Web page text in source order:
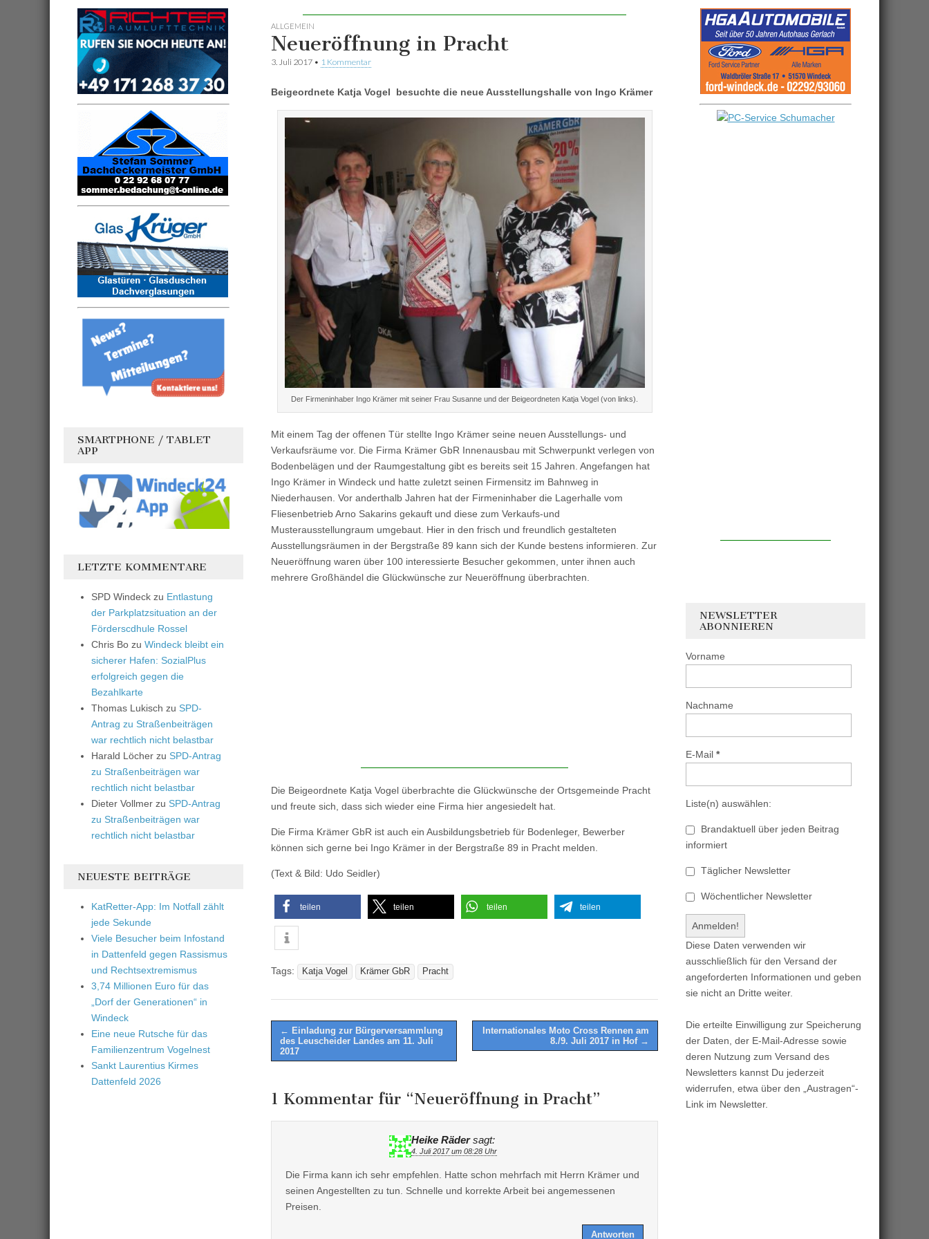
ALLGEMEIN
Neueröffnung in Pracht
3. Juli 2017 • 1 Kommentar
Beigeordnete Katja Vogel besuchte die neue Ausstellungshalle von Ingo Krämer
Der Firmeninhaber Ingo Krämer mit seiner Frau Susanne und der Beigeordneten Katja Vogel (von links).
Mit einem Tag der offenen Tür stellte Ingo Krämer seine neuen Ausstellungs- und
Verkaufsräume vor. Die Firma Krämer GbR Innenausbau mit Schwerpunkt verlegen von
Bodenbelägen und der Raumgestaltung gibt es bereits seit 15 Jahren. Angefangen hat
Ingo Krämer in Windeck und hatte zuletzt seinen Firmensitz im Bahnweg in
Niederhausen. Vor anderthalb Jahren hat der Firmeninhaber die Lagerhalle vom
Fliesenbetrieb Arno Sakarins gekauft und diese zum Verkaufs-und
Musterausstellungraum umgebaut. Hier in den frisch und freundlich gestalteten
Ausstellungsräumen in der Bergstraße 89 kann sich der Kunde bestens informieren. Zur
Neueröffnung waren über 100 interessierte Besucher gekommen, unter ihnen auch
mehrere Großhändel die Glückwünsche zur Neueröffnung überbrachten.
Die Beigeordnete Katja Vogel überbrachte die Glückwünsche der Ortsgemeinde Pracht
und freute sich, dass sich wieder eine Firma hier angesiedelt hat.
Die Firma Krämer GbR ist auch ein Ausbildungsbetrieb für Bodenleger, Bewerber
können sich gerne bei Ingo Krämer in der Bergstraße 89 in Pracht melden.
(Text & Bild: Udo Seidler)
teilen teilen teilen teilen
Tags: Katja Vogel Krämer GbR Pracht
Post
navigation
← Einladung zur Bürgerversammlung
des Leuscheider Landes am 11. Juli
2017
Internationales Moto Cross Rennen am
8./9. Juli 2017 in Hof →
1 Kommentar für “Neueröffnung in Pracht”
Heike Räder sagt:
4. Juli 2017 um 08:28 Uhr
Die Firma kann ich sehr empfehlen. Hatte schon mehrfach mit Herrn Krämer und
seinen Angestellten zu tun. Schnelle und korrekte Arbeit bei angemessenen
Preisen.
Antworten
SMARTPHONE / TABLET
APP
LETZTE KOMMENTARE
SPD Windeck zu Entlastung
der Parkplatzsituation an der
Förderscdhule Rossel
Chris Bo zu Windeck bleibt ein
sicherer Hafen: SozialPlus
erfolgreich gegen die
Bezahlkarte
Thomas Lukisch zu SPD-
Antrag zu Straßenbeiträgen
war rechtlich nicht belastbar
Harald Löcher zu SPD-Antrag
zu Straßenbeiträgen war
rechtlich nicht belastbar
Dieter Vollmer zu SPD-Antrag
zu Straßenbeiträgen war
rechtlich nicht belastbar
NEUESTE BEITRÄGE
KatRetter-App: Im Notfall zählt
jede Sekunde
Viele Besucher beim Infostand
in Dattenfeld gegen Rassismus
und Rechtsextremismus
3,74 Millionen Euro für das
„Dorf der Generationen“ in
Windeck
Eine neue Rutsche für das
Familienzentrum Vogelnest
Sankt Laurentius Kirmes
Dattenfeld 2026
NEWSLETTER
ABONNIEREN
Vorname
Nachname
E-Mail *
Liste(n) auswählen:
Brandaktuell über jeden Beitrag
informiert
Täglicher Newsletter
Wöchentlicher Newsletter
Diese Daten verwenden wir
ausschließlich für den Versand der
angeforderten Informationen und geben
sie nicht an Dritte weiter.
Die erteilte Einwilligung zur Speicherung
der Daten, der E-Mail-Adresse sowie
deren Nutzung zum Versand des
Newsletters kannst Du jederzeit
widerrufen, etwa über den „Austragen“-
Link im Newsletter.